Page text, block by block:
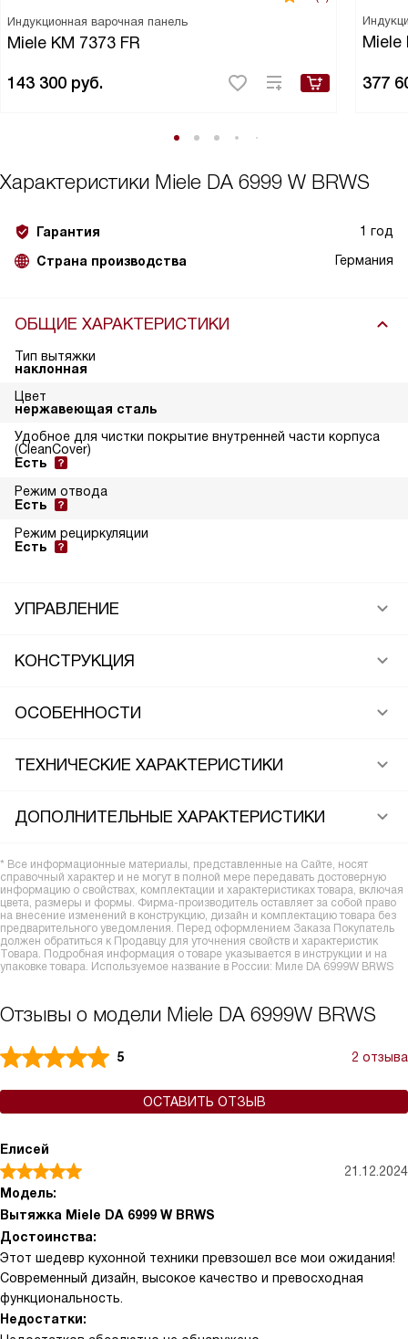
Индукционная варочная панель
Miele KM 7373 FR
143 300 руб.
Miele
377
Характеристики Miele DA 6999 W BRWS
Гарантия 1 год
Страна производства Германия
ОБЩИЕ ХАРАКТЕРИСТИКИ
Тип вытяжки
наклонная
Цвет
нержавеющая сталь
Удобное для чистки покрытие внутренней части корпуса
(CleanCover)
Есть
Режим отвода
Есть
Режим рециркуляции
Есть
УПРАВЛЕНИЕ
КОНСТРУКЦИЯ
ОСОБЕННОСТИ
ТЕХНИЧЕСКИЕ ХАРАКТЕРИСТИКИ
ДОПОЛНИТЕЛЬНЫЕ ХАРАКТЕРИСТИКИ
* Все информационные материалы, представленные на Сайте, носят
справочный характер и не могут в полной мере передавать достоверную
информацию о свойствах, комплектации и характеристиках товара, включая
цвета, размеры и формы. Фирма-производитель оставляет за собой право
на внесение изменений в конструкцию, дизайн и комплектацию товара без
предварительного уведомления. Перед оформлением Заказа Покупатель
должен обратиться к Продавцу для уточнения свойств и характеристик
Товара. Подробная информация о товаре указывается в инструкции и на
упаковке товара. Используемое название в России: Миле DA 6999W BRWS
Отзывы о модели Miele DA 6999W BRWS
5 2 отзыва
ОСТАВИТЬ ОТЗЫВ
Елисей
21.12.2024
Модель:
Вытяжка Miele DA 6999 W BRWS
Достоинства:
Этот шедевр кухонной техники превзошел все мои ожидания!
Современный дизайн, высокое качество и превосходная
функциональность.
Недостатки: